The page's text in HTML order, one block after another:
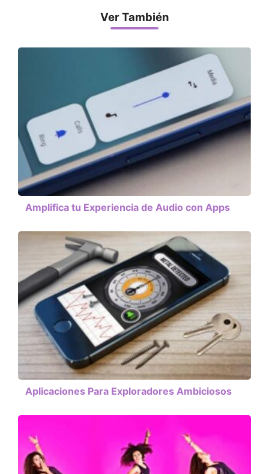
Ver También
Amplifica tu Experiencia de Audio con Apps
Aplicaciones Para Exploradores Ambiciosos